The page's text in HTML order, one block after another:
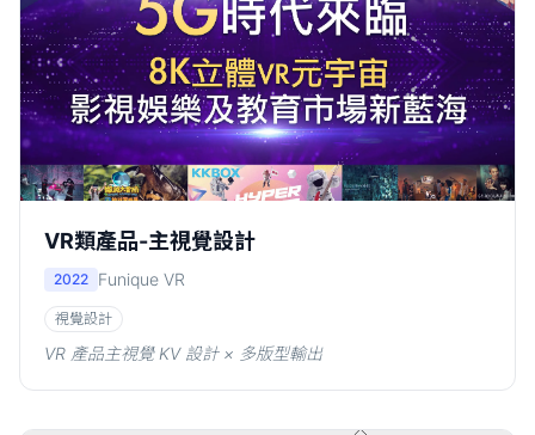
VR類產品-主視覺設計
2022 Funique VR
視覺設計
VR 產品主視覺 KV 設計 × 多版型輸出